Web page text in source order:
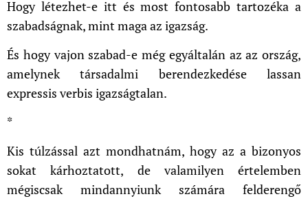
Hogy létezhet-e itt és most fontosabb tartozéka a
szabadságnak, mint maga az igazság.
És hogy vajon szabad-e még egyáltalán az az ország,
amelynek társadalmi berendezkedése lassan
expressis verbis igazságtalan.
*
Kis túlzással azt mondhatnám, hogy az a bizonyos
sokat kárhoztatott, de valamilyen értelemben
mégiscsak mindannyiunk számára felderengő